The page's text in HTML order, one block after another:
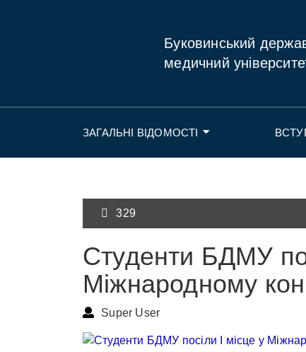
Буковинський
медичний
ЗАГАЛЬНІ ВІДОМОСТІ
329
Студенти БДМУ
Міжнародному
Super User